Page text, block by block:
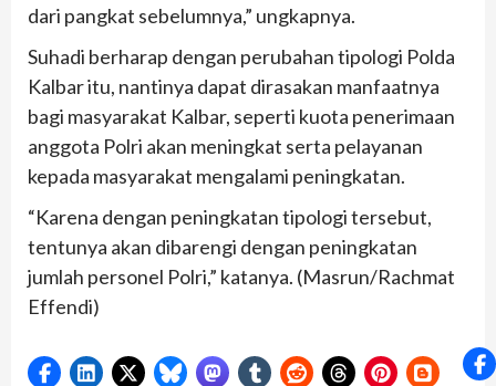
dari pangkat sebelumnya,” ungkapnya.
Suhadi berharap dengan perubahan tipologi Polda
Kalbar itu, nantinya dapat dirasakan manfaatnya
bagi masyarakat Kalbar, seperti kuota penerimaan
anggota Polri akan meningkat serta pelayanan
kepada masyarakat mengalami peningkatan.
“Karena dengan peningkatan tipologi tersebut,
tentunya akan dibarengi dengan peningkatan
jumlah personel Polri,” katanya. (Masrun/Rachmat
Effendi)